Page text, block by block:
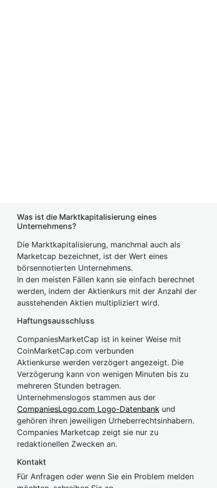
Was ist die Marktkapitalisierung eines
Unternehmens?
Die Marktkapitalisierung, manchmal auch als
Marketcap bezeichnet, ist der Wert eines
börsennotierten Unternehmens.
In den meisten Fällen kann sie einfach berechnet
werden, indem der Aktienkurs mit der Anzahl der
ausstehenden Aktien multipliziert wird.
Haftungsausschluss
CompaniesMarketCap ist in keiner Weise mit
CoinMarketCap.com verbunden
Aktienkurse werden verzögert angezeigt. Die
Verzögerung kann von wenigen Minuten bis zu
mehreren Stunden betragen.
Unternehmenslogos stammen aus der
CompaniesLogo.com Logo-Datenbank und
gehören ihren jeweiligen Urheberrechtsinhabern.
Companies Marketcap zeigt sie nur zu
redaktionellen Zwecken an.
Kontakt
Für Anfragen oder wenn Sie ein Problem melden